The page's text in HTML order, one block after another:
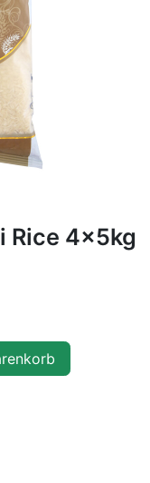
Rice 4x5kg